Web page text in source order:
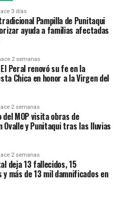
3 días
Pampilla de Punitaqui
ayuda a familias afectadas
2 semanas
Peral renovó su fe en la
Chica en honor a la Virgen del
2 semanas
MOP visita obras de
Ovalle y Punitaqui tras las lluvias
2 semanas
deja 13 fallecidos, 15
y más de 13 mil damnificados en